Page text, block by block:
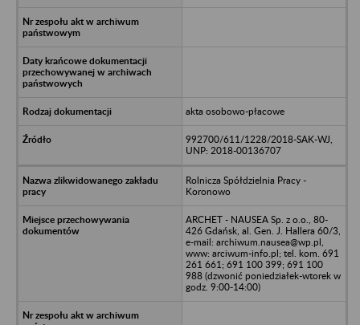
akta osobowo-płacowe
992700/611/1228/2018-SAK-WJ,
UNP: 2018-00136707
Rolnicza Spółdzielnia Pracy -
Koronowo
ARCHET - NAUSEA Sp. z o.o., 80-
426 Gdańsk, al. Gen. J. Hallera 60/3,
e-mail: archiwum.nausea@wp.pl,
www: arciwum-info.pl; tel. kom. 691
261 661; 691 100 399; 691 100
988 (dzwonić poniedziałek-wtorek w
godz. 9:00-14:00)